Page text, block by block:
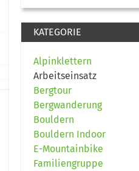
KATEGORIE
Alpinklettern
Arbeitseinsatz
Bergtour
Bergwanderung
Bouldern
Bouldern Indoor
E-Mountainbike
Familiengruppe